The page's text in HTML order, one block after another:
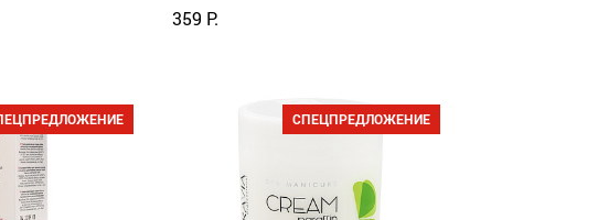
359 Р.
СПЕЦПРЕДЛОЖЕНИЕ